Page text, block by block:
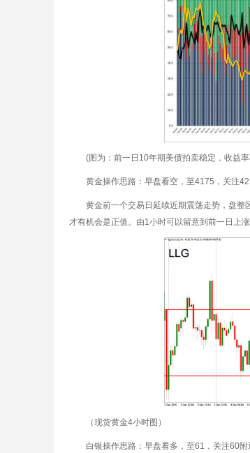
(图为：前一日10年期美债拍卖稳定，收益
黄金操作思路：早盘看空，至4175，关注
黄金前一个交易日延续近期震荡走势，盘
才有机会是正值。由1小时可以留意到前一日上
（现货黄金4小时图）
白银操作思路：早盘看多，至61，关注60附